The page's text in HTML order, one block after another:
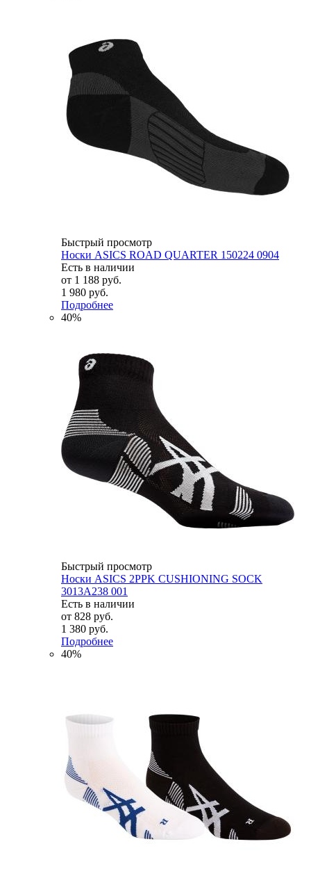
Быстрый просмотр
Носки ASICS ROAD QUARTER 150224 0904
Есть в наличии
от 1 188 руб.
1 980 руб.
Подробнее
40%
Быстрый просмотр
Носки ASICS 2PPK CUSHIONING SOCK
3013A238 001
Есть в наличии
от 828 руб.
1 380 руб.
Подробнее
40%